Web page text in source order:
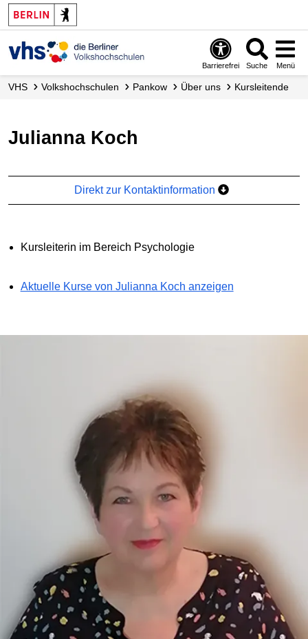
Barrierefrei Suche Menü
VHS Volks­hochschulen Pankow Über uns Kursleitende
Julianna Koch
Direkt zur Kontaktinformation
Kursleiterin im Bereich Psychologie
Aktuelle Kurse von Julianna Koch anzeigen